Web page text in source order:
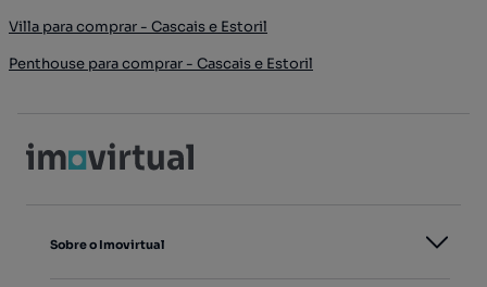
Villa para comprar - Cascais e Estoril
Penthouse para comprar - Cascais e Estoril
Sobre o Imovirtual